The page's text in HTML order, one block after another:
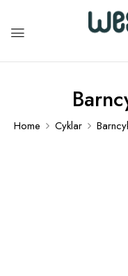
Home Cyklar